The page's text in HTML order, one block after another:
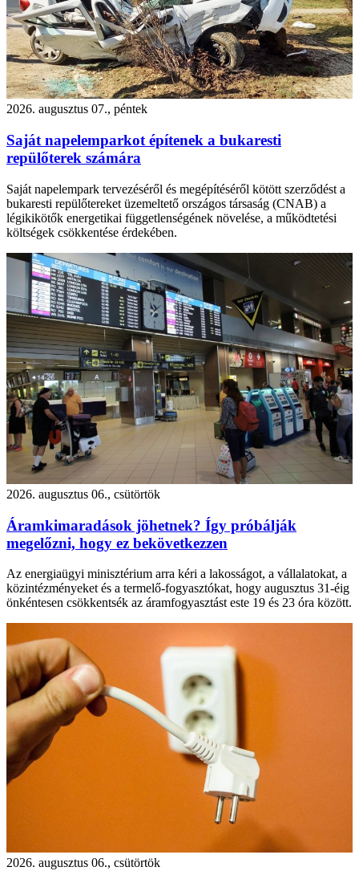
2026. augusztus 07., péntek
Saját napelemparkot építenek a bukaresti
repülőterek számára
Saját napelempark tervezéséről és megépítéséről kötött szerződést a
bukaresti repülőtereket üzemeltető országos társaság (CNAB) a
légikikötők energetikai függetlenségének növelése, a működtetési
költségek csökkentése érdekében.
2026. augusztus 06., csütörtök
Áramkimaradások jöhetnek? Így próbálják
megelőzni, hogy ez bekövetkezzen
Az energiaügyi minisztérium arra kéri a lakosságot, a vállalatokat, a
közintézményeket és a termelő-fogyasztókat, hogy augusztus 31-éig
önkéntesen csökkentsék az áramfogyasztást este 19 és 23 óra között.
2026. augusztus 06., csütörtök